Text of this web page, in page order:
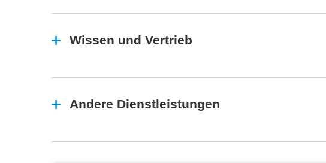
Wissen und Vertrieb
Andere Dienstleistungen